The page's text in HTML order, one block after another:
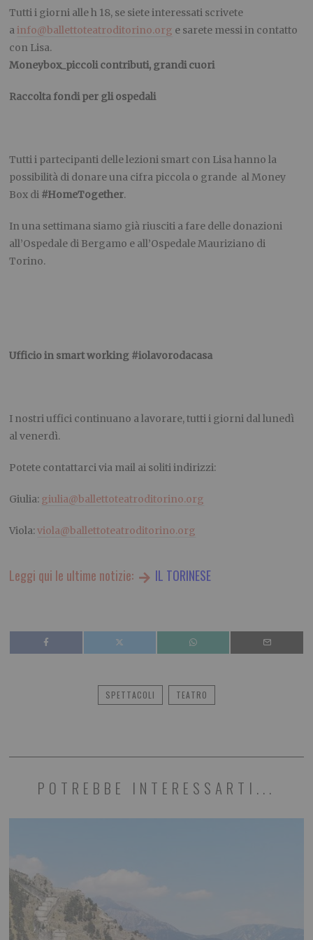
Tutti i giorni alle h 18, se siete interessati scrivete
ainfo@ballettoteatroditorino.org e sarete messi in contatto
con Lisa.
Moneybox_piccoli contributi, grandi cuori
Raccolta fondi per gli ospedali
Tutti i partecipanti delle lezioni smart con Lisa hanno la
possibilità di donare una cifra piccola o grande al Money
Box di #HomeTogether.
In una settimana siamo già riusciti a fare delle donazioni
all’Ospedale di Bergamo e all’Ospedale Mauriziano di
Torino.
Ufficio in smart working #iolavorodacasa
I nostri uffici continuano a lavorare, tutti i giorni dal lunedì
al venerdì.
Potete contattarci via mail ai soliti indirizzi:
Giulia: giulia@ballettoteatroditorino.org
Viola:viola@ballettoteatroditorino.org
Leggi qui le ultime notizie: IL TORINESE
SPETTACOLI TEATRO
POTREBBE INTERESSARTI...